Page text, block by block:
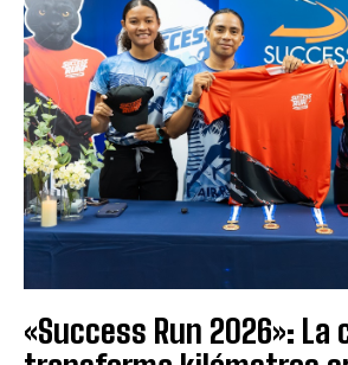
«Success Run 2026»: La